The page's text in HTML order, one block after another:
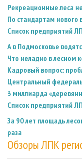
Рекреационные леса
По стандартам нового
Список предприятий
А в Подмосковье
Что неладно в лесном
Кадровый вопрос:
Центральный
3 миллиарда
Список предприятий
За 90 лет площадь
раза
Обзоры ЛПК